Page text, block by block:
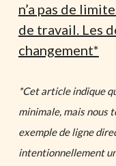
n’a pas de
de travail. Les
changement*
*Cet article indique
minimale, mais nous
exemple de ligne
intentionnellement